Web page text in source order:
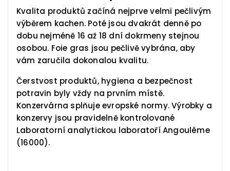
Kvalita produktů začíná nejprve velmi pečlivým
výběrem kachen. Poté jsou dvakrát denně po
dobu nejméně 16 až 18 dní dokrmeny stejnou
osobou. Foie gras jsou pečlivě vybrána, aby
vám zaručila dokonalou kvalitu.
Čerstvost produktů, hygiena a bezpečnost
potravin byly vždy na prvním místě.
Konzervárna splňuje evropské normy. Výrobky a
konzervy jsou pravidelně kontrolované
Laboratorní analytickou laboratoří Angoulême
(16000).